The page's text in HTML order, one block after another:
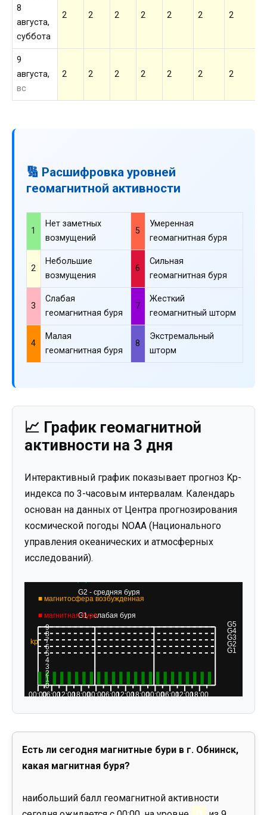
8
августа,
суббота
2 2 2 2 2 2 2
9
августа,
вс
2 2 2 2 2 2 2
🔢 Расшифровка уровней
геомагнитной активности
1
Нет заметных
возмущений
5
Умеренная
геомагнитная буря
2
Небольшие
возмущения
6
Сильная
геомагнитная буря
3
Слабая
геомагнитная буря
7
Жесткий
геомагнитный шторм
4
Малая
геомагнитная буря
8
Экстремальный
шторм
📈 График геомагнитной
активности на 3 дня
Интерактивный график показывает прогноз Kp-
индекса по 3-часовым интервалам. Календарь
основан на данных от Центра прогнозирования
космической погоды NOAA (Национального
управления океанических и атмосферных
исследований).
Есть ли сегодня магнитные бури в г. Обнинск,
какая магнитная буря?
наибольший балл геомагнитной активности